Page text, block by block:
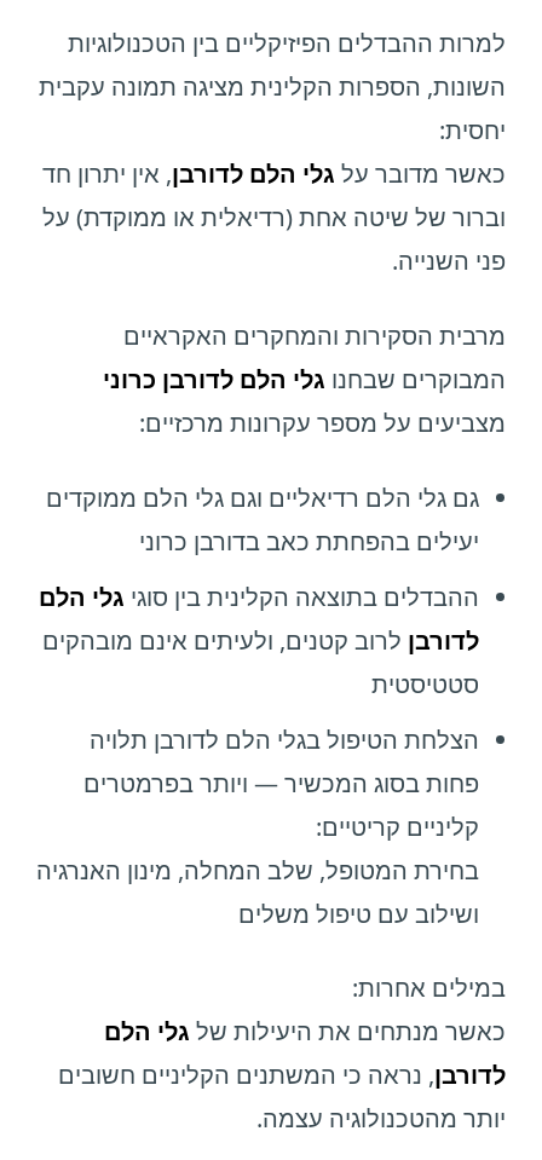
למרות ההבדלים הפיזיקליים בין הטכנולוגיות
השונות, הספרות הקלינית מציגה תמונה עקבית
יחסית:
כאשר מדובר על גלי הלם לדורבן, אין יתרון חד
וברור של שיטה אחת (רדיאלית או ממוקדת) על
פני השנייה.
מרבית הסקירות והמחקרים האקראיים
המבוקרים שבחנו גלי הלם לדורבן כרוני
מצביעים על מספר עקרונות מרכזיים:
גם גלי הלם רדיאליים וגם גלי הלם ממוקדים
יעילים בהפחתת כאב בדורבן כרוני
ההבדלים בתוצאה הקלינית בין סוגי גלי הלם
לדורבן לרוב קטנים, ולעיתים אינם מובהקים
סטטיסטית
הצלחת הטיפול בגלי הלם לדורבן תלויה
פחות בסוג המכשיר — ויותר בפרמטרים
קליניים קריטיים:
בחירת המטופל, שלב המחלה, מינון האנרגיה
ושילוב עם טיפול משלים
במילים אחרות:
כאשר מנתחים את היעילות של גלי הלם
לדורבן, נראה כי המשתנים הקליניים חשובים
יותר מהטכנולוגיה עצמה.